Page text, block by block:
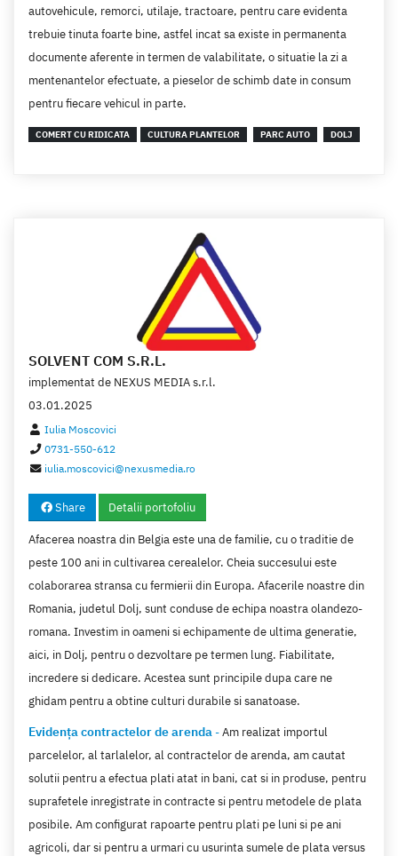
autovehicule, remorci, utilaje, tractoare, pentru care evidenta
trebuie tinuta foarte bine, astfel incat sa existe in permanenta
documente aferente in termen de valabilitate, o situatie la zi a
mentenantelor efectuate, a pieselor de schimb date in consum
pentru fiecare vehicul in parte.
COMERT CU RIDICATA CULTURA PLANTELOR PARC AUTO DOLJ
SOLVENT COM S.R.L.
implementat de NEXUS MEDIA s.r.l.
03.01.2025
Iulia Moscovici
0731-550-612
iulia.moscovici@nexusmedia.ro
Share Detalii portofoliu
Afacerea noastra din Belgia este una de familie, cu o traditie de
peste 100 ani in cultivarea cerealelor. Cheia succesului este
colaborarea stransa cu fermierii din Europa. Afacerile noastre din
Romania, judetul Dolj, sunt conduse de echipa noastra olandezo-
romana. Investim in oameni si echipamente de ultima generatie,
aici, in Dolj, pentru o dezvoltare pe termen lung. Fiabilitate,
incredere si dedicare. Acestea sunt principile dupa care ne
ghidam pentru a obtine culturi durabile si sanatoase.
Evidența contractelor de arenda-Am realizat importul
parcelelor, al tarlalelor, al contractelor de arenda, am cautat
solutii pentru a efectua plati atat in bani, cat si in produse, pentru
suprafetele inregistrate in contracte si pentru metodele de plata
posibile. Am configurat rapoarte pentru plati pe luni si pe ani
agricoli, dar si pentru a urmari cu usurinta sumele de plata versus